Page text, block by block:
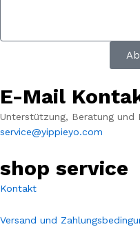
E-Mail
Unterstützung, Beratung und
service@yippieyo.com
shop service
Kontakt
Versand und